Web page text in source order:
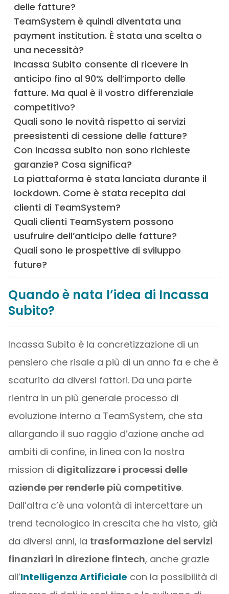
delle fatture?
TeamSystem è quindi diventata una
payment institution. È stata una scelta o
una necessità?
Incassa Subito consente di ricevere in
anticipo fino al 90% dell’importo delle
fatture. Ma qual è il vostro differenziale
competitivo?
Quali sono le novità rispetto ai servizi
preesistenti di cessione delle fatture?
Con Incassa subito non sono richieste
garanzie? Cosa significa?
La piattaforma è stata lanciata durante il
lockdown. Come è stata recepita dai
clienti di TeamSystem?
Quali clienti TeamSystem possono
usufruire dell’anticipo delle fatture?
Quali sono le prospettive di sviluppo
future?
Quando è nata l’idea di Incassa
Subito?
Incassa Subito è la concretizzazione di un
pensiero che risale a più di un anno fa e che è
scaturito da diversi fattori. Da una parte
rientra in un più generale processo di
evoluzione interno a TeamSystem, che sta
allargando il suo raggio d’azione anche ad
ambiti di confine, in linea con la nostra
mission di digitalizzare i processi delle
aziende per renderle più competitive.
Dall’altra c’è una volontà di intercettare un
trend tecnologico in crescita che ha visto, già
da diversi anni, la trasformazione dei servizi
finanziari in direzione fintech, anche grazie
all’Intelligenza Artificiale con la possibilità di